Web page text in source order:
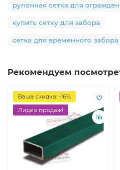
рулонная сетка для
купить сетку для забора
сетка для временного забора
Рекомендуем
Ваша скидка: -16%
Лидер продаж!